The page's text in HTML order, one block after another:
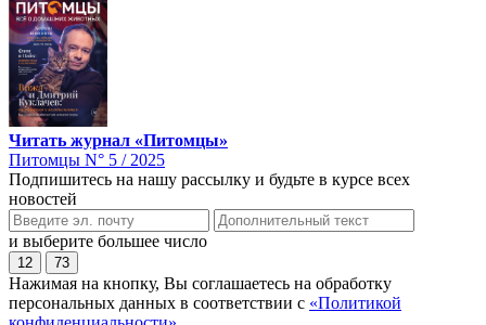
Читать журнал «Питомцы»
Питомцы N° 5 / 2025
Подпишитесь на нашу рассылку и будьте в курсе всех
новостей
и выберите большее число
12 73
Нажимая на кнопку, Вы соглашаетесь на обработку
персональных данных в соответствии с «Политикой